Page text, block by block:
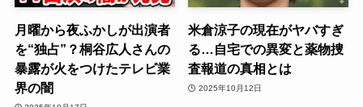
月曜から夜ふかしが出演者
を“独占”？桐谷広人さんの
暴露が火をつけたテレビ業
界の闇
米倉涼子の現在がヤバすぎ
る…自宅での異変と薬物捜
査報道の真相とは
2025年10月12日